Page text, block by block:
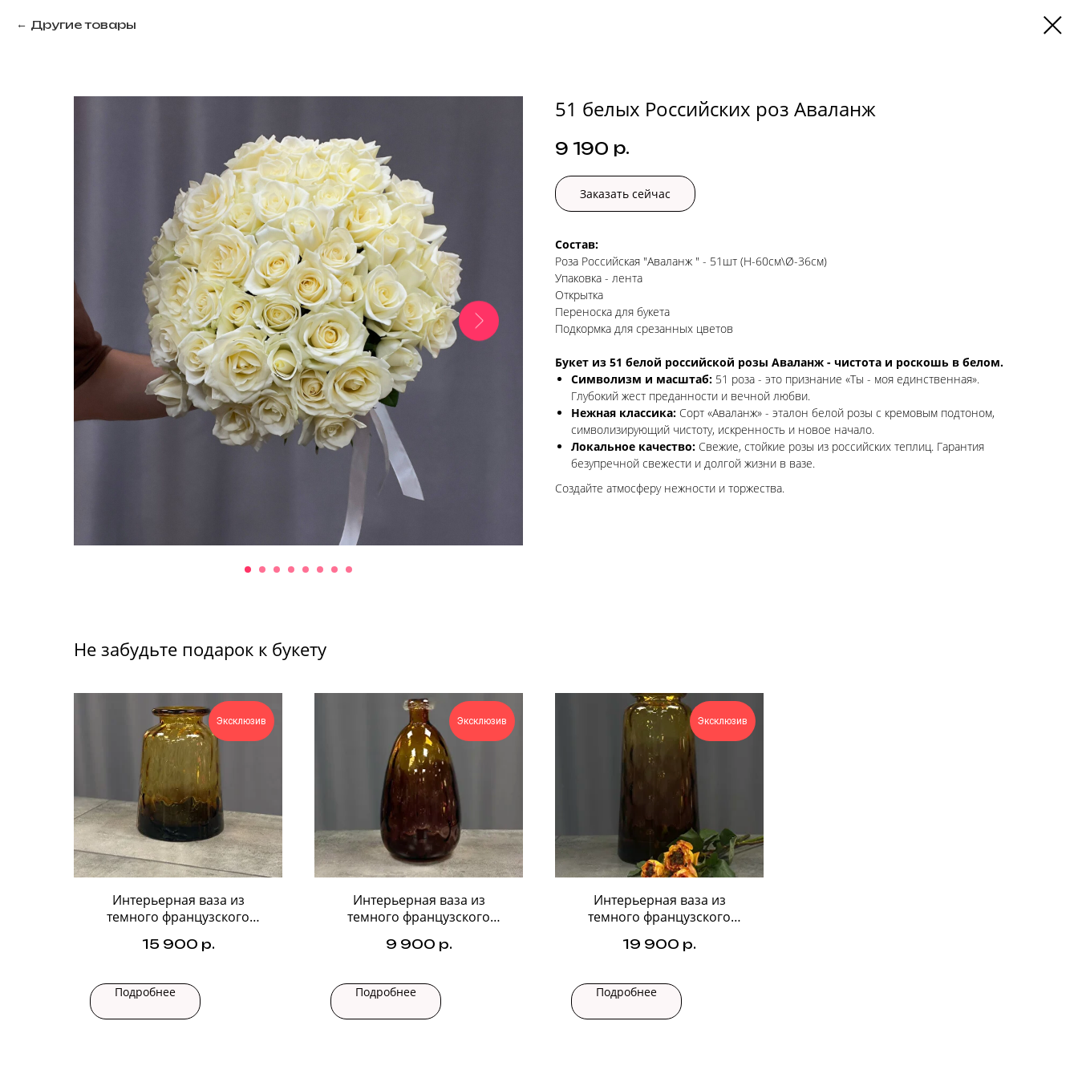
Другие товары
51 белых Российских роз Аваланж
9 190 р.
Заказать сейчас
Состав:
Роза Российская "Аваланж " - 51шт (H-60см\Ø-36см)
Упаковка - лента
Открытка
Переноска для букета
Подкормка для срезанных цветов
Букет из 51 белой российской розы Аваланж - чистота и роскошь в белом.
Символизм и масштаб: 51 роза - это признание «Ты - моя единственная».
Глубокий жест преданности и вечной любви.
Нежная классика: Сорт «Аваланж» - эталон белой розы с кремовым подтоном,
символизирующий чистоту, искренность и новое начало.
Локальное качество: Свежие, стойкие розы из российских теплиц. Гарантия
безупречной свежести и долгой жизни в вазе.
Создайте атмосферу нежности и торжества.
Не забудьте подарок к букету
Эксклюзив
Интерьерная ваза из
темного французского
15 900 р.
Подробнее
Эксклюзив
Интерьерная ваза из
темного французского
9 900 р.
Подробнее
Эксклюзив
Интерьерная ваза из
темного французского
19 900 р.
Подробнее